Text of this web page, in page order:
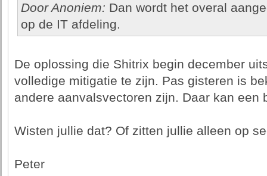
Door Anoniem: Dan wordt het overal
op de IT afdeling.
De oplossing die Shitrix begin december
volledige mitigatie te zijn. Pas gisteren is
andere aanvalsvectoren zijn. Daar kan een
Wisten jullie dat? Of zitten jullie alleen op
Peter